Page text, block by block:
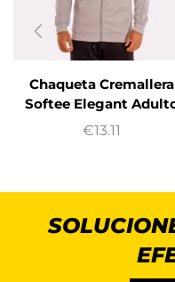
Chaqueta Cremallera
Softee Elegant
€13.11